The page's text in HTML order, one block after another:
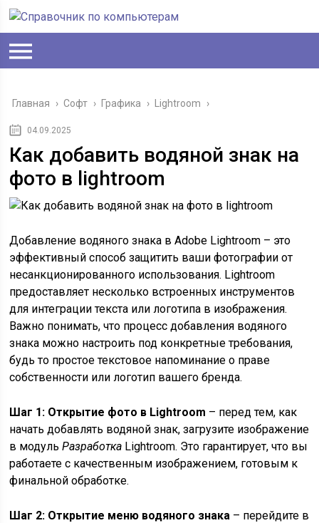
Главная › Софт › Графика › Lightroom ›
04.09.2025
Как добавить водяной знак на
фото в lightroom
Добавление водяного знака в Adobe Lightroom – это
эффективный способ защитить ваши фотографии от
несанкционированного использования. Lightroom
предоставляет несколько встроенных инструментов
для интеграции текста или логотипа в изображения.
Важно понимать, что процесс добавления водяного
знака можно настроить под конкретные требования,
будь то простое текстовое напоминание о праве
собственности или логотип вашего бренда.
Шаг 1: Открытие фото в Lightroom – перед тем, как
начать добавлять водяной знак, загрузите изображение
в модульРазработка Lightroom. Это гарантирует, что вы
работаете с качественным изображением, готовым к
финальной обработке.
Шаг 2: Открытие меню водяного знака – перейдите в